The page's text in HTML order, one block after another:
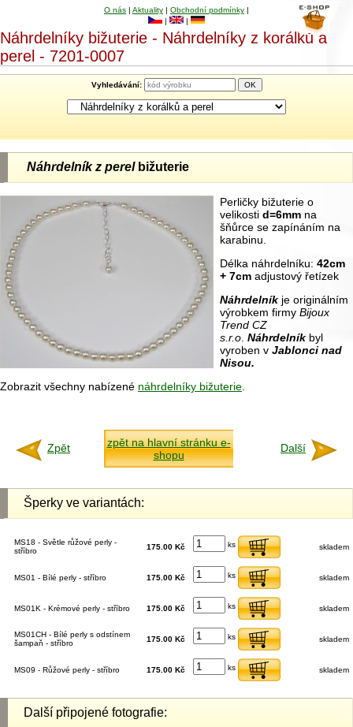
O nás | Aktuality | Obchodní podmínky |
|
|
Náhrdelníky bižuterie - Náhrdelníky z korálků a
perel - 7201-0007
Vyhledávání:
Náhrdelník z perel bižuterie
Perličky bižuterie o
velikosti d=6mmna
šňůrce se zapínáním na
karabinu.
Délka náhrdelníku: 42cm
+ 7cmadjustový řetízek
Náhrdelník je originálním
výrobkem firmy Bijoux
Trend CZ
s.r.o. Náhrdelník byl
vyroben v Jablonci nad
Nisou.
Zobrazit všechny nabízené náhrdelníky bižuterie
Zpět
zpět na hlavní stránku e-
shopu
Další
Šperky ve variantách:
MS18 - Světle růžové perly -
stříbro
175.00 Kč ks skladem
MS01 - Bílé perly - stříbro 175.00 Kč ks skladem
MS01K - Krémové perly - stříbro 175.00 Kč ks skladem
MS01CH - Bílé perly s odstínem
šampaň - stříbro
175.00 Kč ks skladem
MS09 - Růžové perly - stříbro 175.00 Kč ks skladem
Další připojené fotografie: